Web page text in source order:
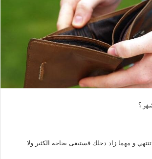
؟
تنتهي و مهما زاد دخلك فستبقى بحاجه الكثير ولا